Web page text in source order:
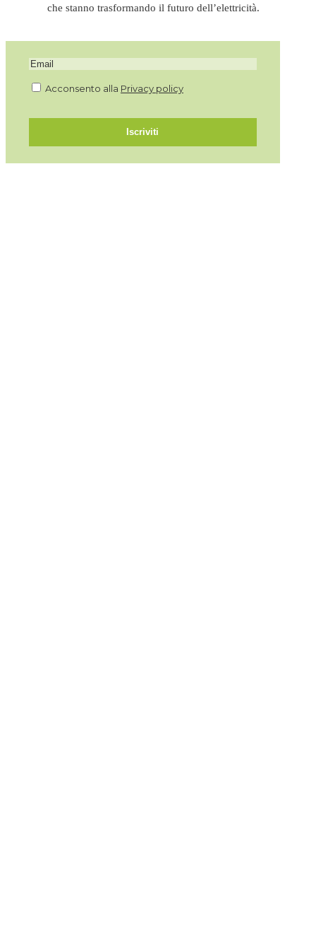
che stanno trasformando il futuro dell’elettricità.
Acconsento alla Privacy policy
Iscriviti